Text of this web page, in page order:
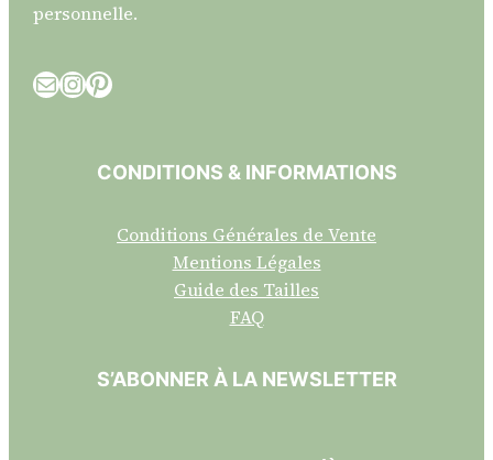
personnelle.
E-mail InstagramPinterest
CONDITIONS & INFORMATIONS
Conditions Générales de Vente
Mentions Légales
Guide des Tailles
FAQ
S’ABONNER À LA NEWSLETTER